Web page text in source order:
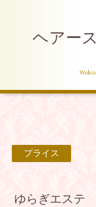
ヘアー
プライス
ゆらぎエステ